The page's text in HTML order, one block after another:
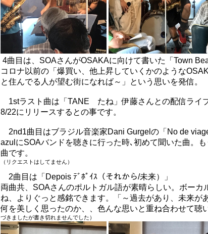
4曲目は、SOAさんがOSAKAに向けて書いた「Town
コロナ以前の「爆買い、他上昇していくかのような
と住んでる人が望む街になれば～」という思いを発信。
1stラスト曲は「TANE たね」伊藤さんとの配信ライ
8/22にリリースするとの事です。
2nd1曲目はブラジル音楽家Dani Gurgelの「No de
azulにSOAバンドを聴きに行った時､初めて聞いた曲。
曲です。
（リクエストはしてません）
2曲目は「Depois ﾃﾞﾎﾟｲｽ（それから/未来）」
両曲共、SOAさんのポルトガル語が素晴らしい。ボーカ
ね、よりぐっと感銘できます。「～過去があり、未来が
何を美しく思ったのか、、色んな思いと重ね合わせて聴
づきましたが書き切れませんでした）